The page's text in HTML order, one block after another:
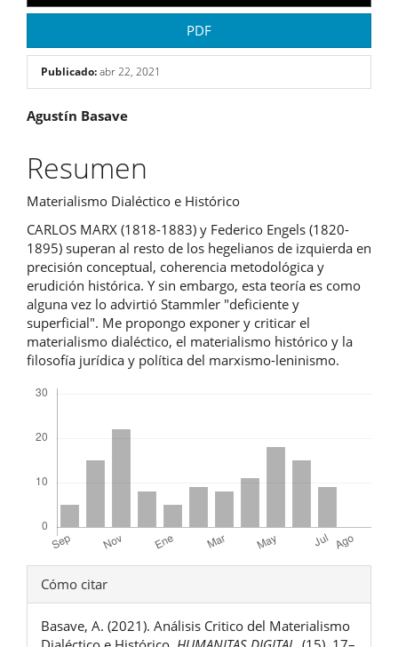
PDF
Publicado:abr 22, 2021
Contenido
principal
del
artículo
Agustín Basave
Resumen
Materialismo Dialéctico e Histórico
CARLOS MARX (1818-1883) y Federico Engels (1820-
1895) superan al resto de los hegelianos de izquierda en
precisión conceptual, coherencia metodológica y
erudición histórica. Y sin embargo, esta teoría es como
alguna vez lo advirtió Stammler "deficiente y
superficial". Me propongo exponer y criticar el
materialismo dialéctico, el materialismo histórico y la
filosofía jurídica y política del marxismo-leninismo.
Detalles
del
Cómo citar
Basave, A. (2021). Análisis Critico del Materialismo